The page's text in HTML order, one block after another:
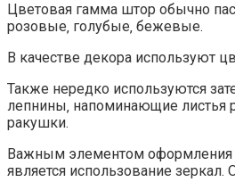
Цветовая гамма штор обычно
розовые‚ голубые‚ бежевые.
В качестве декора используют
Также нередко используются
лепнины‚ напоминающие листья
ракушки.
Важным элементом оформления
является использование зеркал.